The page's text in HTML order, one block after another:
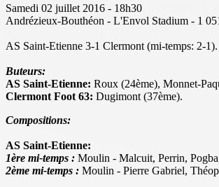
Samedi 02 juillet 2016 - 18h30
Andrézieux-Bouthéon - L'Envol Stadium - 1
AS Saint-Etienne 3-1 Clermont (mi-temps: 2-1).
Buteurs:
AS Saint-Etienne: Roux (24ème), Monnet-
Clermont Foot 63: Dugimont (37ème).
Compositions:
AS Saint-Etienne:
1ère mi-temps : Moulin - Malcuit, Perrin,
2ème mi-temps : Moulin - Pierre Gabriel,